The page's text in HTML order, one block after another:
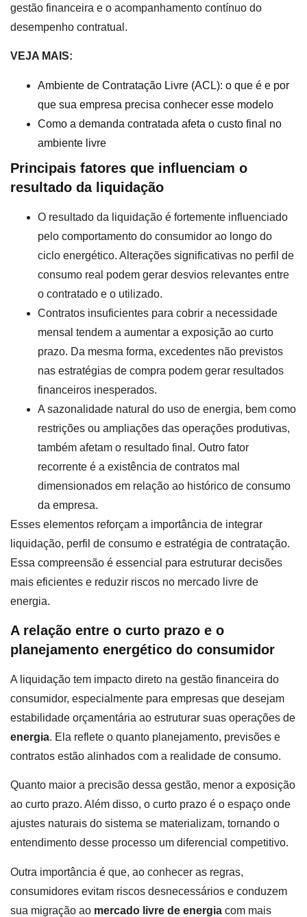
gestão financeira e o acompanhamento contínuo do
desempenho contratual.
VEJA MAIS:
Ambiente de Contratação Livre (ACL): o que é e por
que sua empresa precisa conhecer esse modelo
Como a demanda contratada afeta o custo final no
ambiente livre
Principais fatores que influenciam o
resultado da liquidação
O resultado da liquidação é fortemente influenciado
pelo comportamento do consumidor ao longo do
ciclo energético. Alterações significativas no perfil de
consumo real podem gerar desvios relevantes entre
o contratado e o utilizado.
Contratos insuficientes para cobrir a necessidade
mensal tendem a aumentar a exposição ao curto
prazo. Da mesma forma, excedentes não previstos
nas estratégias de compra podem gerar resultados
financeiros inesperados.
A sazonalidade natural do uso de energia, bem como
restrições ou ampliações das operações produtivas,
também afetam o resultado final. Outro fator
recorrente é a existência de contratos mal
dimensionados em relação ao histórico de consumo
da empresa.
Esses elementos reforçam a importância de integrar
liquidação, perfil de consumo e estratégia de contratação.
Essa compreensão é essencial para estruturar decisões
mais eficientes e reduzir riscos no mercado livre de
energia.
A relação entre o curto prazo e o
planejamento energético do consumidor
A liquidação tem impacto direto na gestão financeira do
consumidor, especialmente para empresas que desejam
estabilidade orçamentária ao estruturar suas operações de
energia. Ela reflete o quanto planejamento, previsões e
contratos estão alinhados com a realidade de consumo.
Quanto maior a precisão dessa gestão, menor a exposição
ao curto prazo. Além disso, o curto prazo é o espaço onde
ajustes naturais do sistema se materializam, tornando o
entendimento desse processo um diferencial competitivo.
Outra importância é que, ao conhecer as regras,
consumidores evitam riscos desnecessários e conduzem
sua migração ao mercado livre de energia com mais